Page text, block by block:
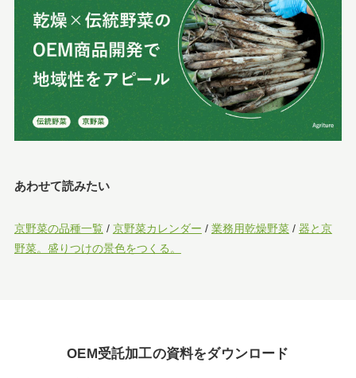
あわせて読みたい
京野菜の品種一覧/ 京野菜カレンダー / 業務用乾燥野菜/ 器と京
野菜。盛りつけの景色をつくる。
OEM受託加工の資料をダウンロード